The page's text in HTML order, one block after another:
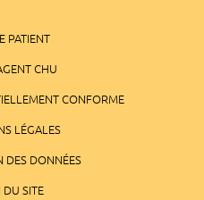
PATIENT
CHU
CONFORME
LÉGALES
DES DONNÉES
DU SITE